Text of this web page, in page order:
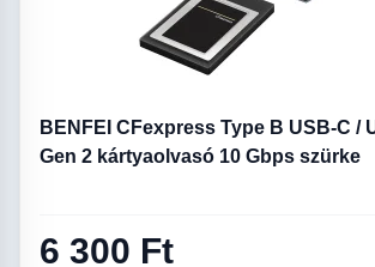
BENFEI CFexpress Type B USB-C /
Gen 2 kártyaolvasó 10 Gbps szürke
6 300 Ft